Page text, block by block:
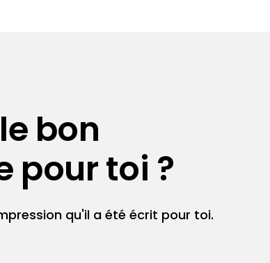
bon
pour toi ?
qu'il a été écrit pour toi.